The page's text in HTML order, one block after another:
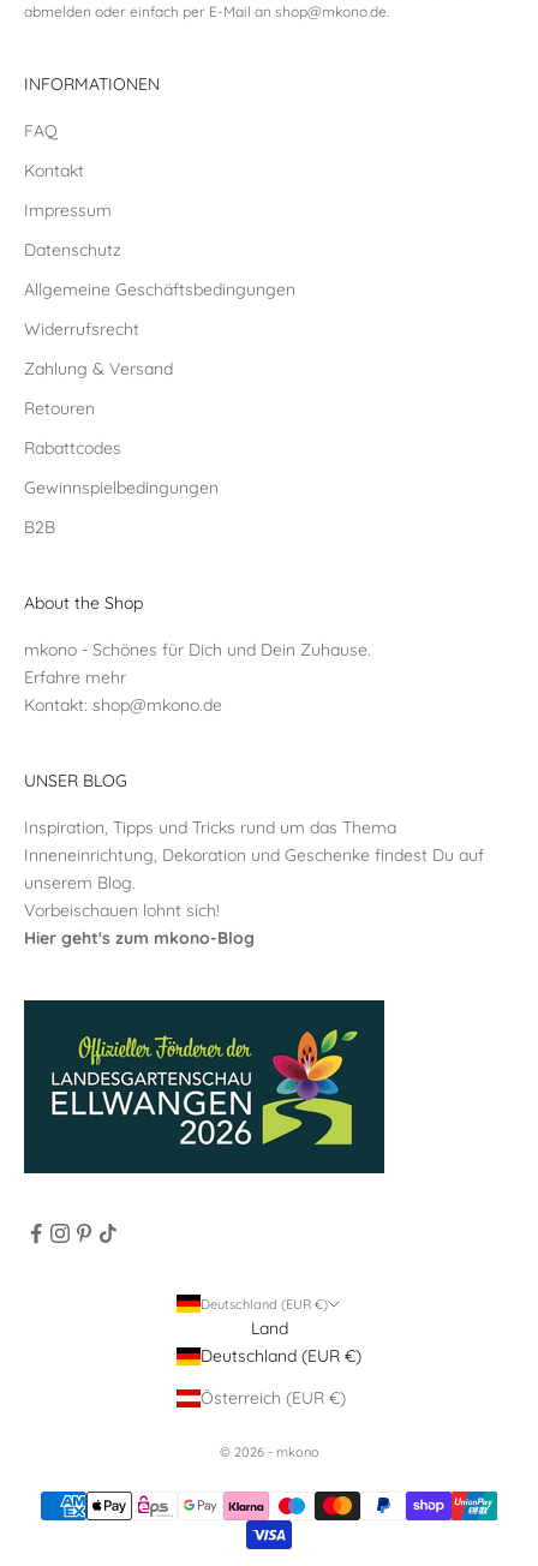
abmelden oder einfach per E-Mail an shop@mkono.de
INFORMATIONEN
FAQ
Kontakt
Impressum
Datenschutz
Allgemeine Geschäftsbedingungen
Widerrufsrecht
Zahlung & Versand
Retouren
Rabattcodes
Gewinnspielbedingungen
B2B
About the Shop
mkono - Schönes für Dich und Dein Zuhause.
Erfahre mehr
Kontakt: shop@mkono.de
UNSER BLOG
Inspiration, Tipps und Tricks rund um das Thema
Inneneinrichtung, Dekoration und Geschenke findest Du auf
unserem Blog.
Vorbeischauen lohnt sich!
Hier geht's zum mkono-Blog
Deutschland (EUR €)
Land
Deutschland (EUR €)
Österreich (EUR €)
© 2026 - mkono